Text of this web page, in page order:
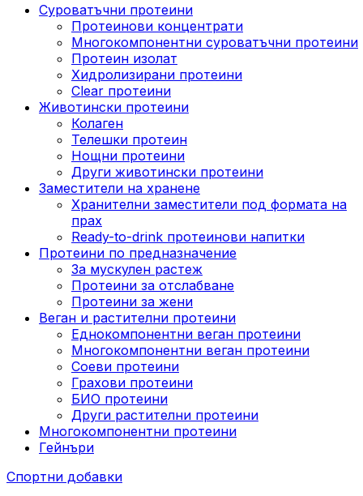
Суроватъчни протеини
Протеинови концентрати
Многокомпонентни суроватъчни протеини
Протеин изолат
Хидролизирани протеини
Clear протеини
Животински протеини
Колаген
Телешки протеин
Нощни протеини
Други животински протеини
Заместители на хранене
Хранителни заместители под формата на
прах
Ready-to-drink протеинови напитки
Протеини по предназначение
За мускулен растеж
Протеини за отслабване
Протеини за жени
Веган и растителни протеини
Еднокомпонентни веган протеини
Многокомпонентни веган протеини
Соеви протеини
Грахови протеини
БИО протеини
Други растителни протеини
Многокомпонентни протеини
Гейнъри
Спортни добавки